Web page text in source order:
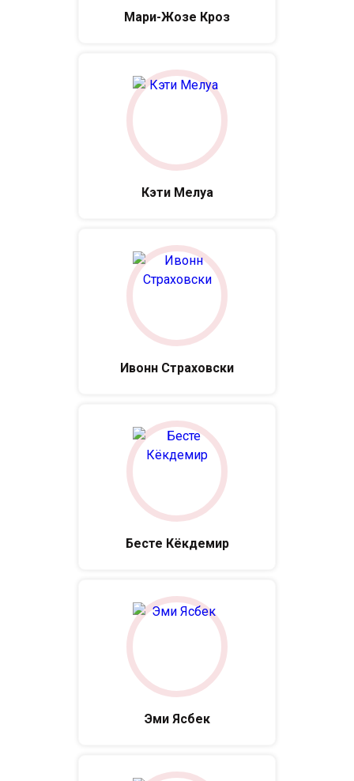
Мари-Жозе Кроз
Кэти Мелуа
Ивонн Страховски
Бесте Кёкдемир
Эми Ясбек